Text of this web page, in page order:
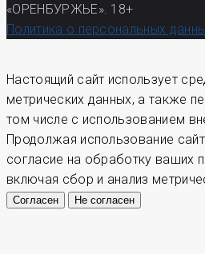
«ОРЕНБУРЖЬЕ». 18+
Политика о персональных
Настоящий сайт использует
метрических данных, а также
том числе с использованием
Продолжая использование
согласие на обработку ваших
включая сбор и анализ
Согласен Не согласен